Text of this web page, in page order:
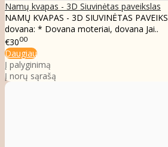
Namų kvapas - 3D Siuvinėtas paveikslas
NAMŲ KVAPAS - 3D SIUVINĖTAS
dovana: * Dovana moteriai, dovana Jai..
€3000
Daugiau
Į palyginimą
Į norų sąrašą